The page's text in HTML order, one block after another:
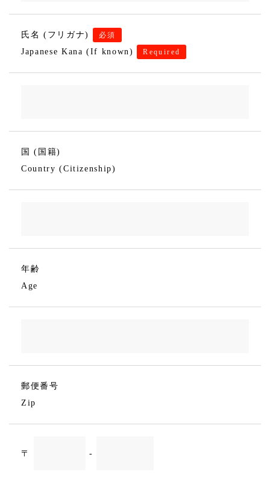
氏名 (フリガナ) 必須
Japanese Kana (If known) Required
国 (国籍)
Country (Citizenship)
年齢
Age
郵便番号
Zip
〒 -